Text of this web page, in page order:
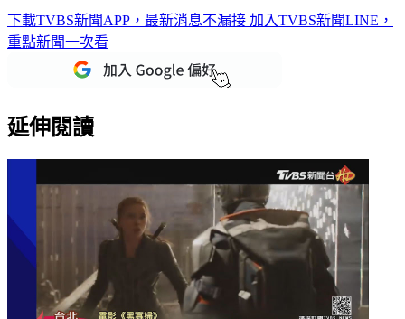
下載TVBS新聞APP，最新消息不漏接 加入TVBS新聞LINE，
重點新聞一次看
延伸閱讀